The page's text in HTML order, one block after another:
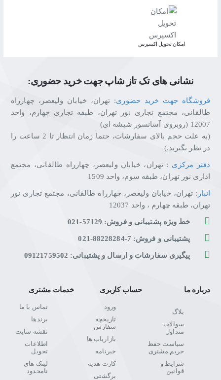
اﻣﮑﺎن ﺗﺤﻮﯾﻞ اﮐﺴﭙﺮس
نشانی های تک تاز شاپ جهت خرید حضوری:
فروشگاه جهت خرید حضوری: تهران، خیابان ولیعصر، چهارراه
طالقانی، مجتمع تجاری نور تهران، طبقه تجاری چهارم، واحد
12007 (روبروی آسانسور شیشه ای)
(به علت حجم بالای سفارشات، حتما زمان انتظار تا 2 ساعت را
در نظر بگیرید.)
دفتر مرکزی : تهران، خیابان ولیعصر، چهارراه طالقانی، مجتمع
اداری نور تهران، طبقه سوم، واحد 1509
انبار : تهران، خیابان ولیعصر، چهارراه طالقانی، مجتمع تجاری نور
تهران، طبقه چهارم ، واحد 12037
خط ویژه پشتیبانی و فروش: 57129-021
پشتیبانی و فروش: 7-88228284-021
پیگیری سفارشات و ارسال و پشتیبانی: 09121759502
درباره ما
بلاگ
سوالات
متداول
سیاست حفظ
حریم مشتری
شرایط و
قوانین
حساب کاربری
ورود
تاریخچه
سفارش
بازاریاب ها
خبرنامه
کارت هدیه
برگشتی
خدمات مشتری
تماس با ما
برندها
نقشه سایت
اطلاعات
تحویل
لینک های
نامحدود